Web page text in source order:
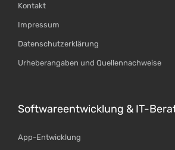
Kontakt
Impressum
Datenschutzerklärung
Urheberangaben und Quellennachweise
Softwareentwicklung & IT-
App-Entwicklung